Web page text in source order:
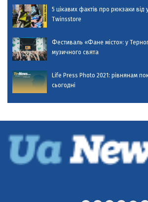
5 цікавих фактів про рюкзаки від
Twinsstore
Фестиваль «Фане місто»: у
музичного свята
Life Press Photo 2021: рівнянам
сьогодні